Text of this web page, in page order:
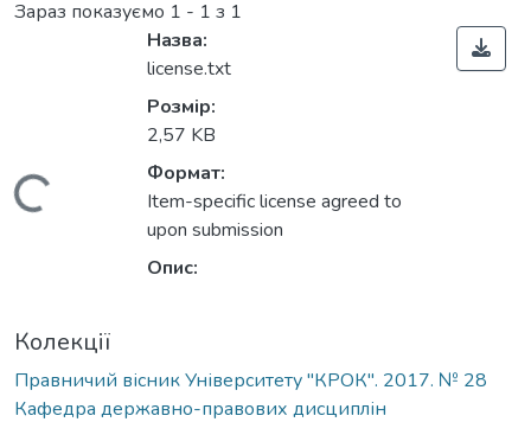
Зараз показуємо 1 - 1 з 1
Вантажиться...
Назва:
license.txt
Розмір:
2,57 KB
Формат:
Item-specific license agreed to
upon submission
Опис:
Колекції
Правничий вісник Університету "КРОК". 2017. № 28
Кафедра державно-правових дисциплін